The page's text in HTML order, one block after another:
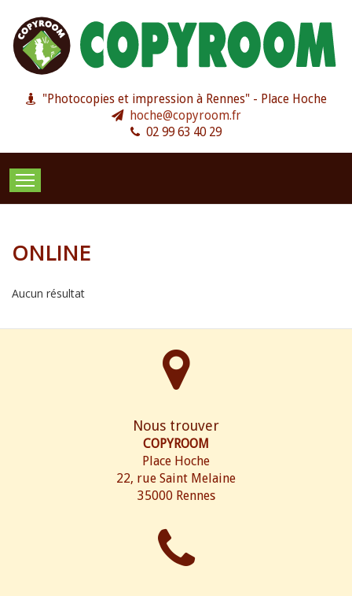
"Photocopies et impression à Rennes" - Place Hoche
hoche@copyroom.fr
02 99 63 40 29
ONLINE
Aucun résultat
Nous trouver
COPYROOM
Place Hoche
22, rue Saint Melaine
35000 Rennes